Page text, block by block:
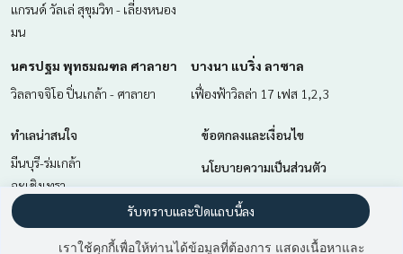
แกรนด์ วัลเล่ สุขุมวิท - เลี่ยงหนอง
มน
นครปฐม พุทธมณฑล ศาลายา
วิลลาจจิโอ ปิ่นเกล้า - ศาลายา
บางนา แบริ่ง ลาซาล
เฟื่องฟ้าวิลล่า 17 เฟส 1,2,3
ทำเลน่าสนใจ
มีนบุรี-ร่มเกล้า
ฉะเชิงเทรา
บางนา แบริ่ง ลาซาล
พัทยา บางแสน ชลบุรี สัตหีบ
ข้อตกลงและเงื่อนไข
นโยบายความเป็นส่วนตัว
เกี่ยวกับเรา
วิธีการฝากขาย-เช่า
เราใช้คุกกี้เพื่อให้ท่านได้ข้อมูลที่ต้องการ แสดงเนื้อหาและ
รับทราบและปิดแถบนี้ลง